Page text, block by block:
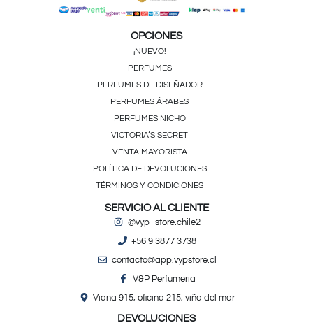
OPCIONES
¡NUEVO!
PERFUMES
PERFUMES DE DISEÑADOR
PERFUMES ÁRABES
PERFUMES NICHO
VICTORIA’S SECRET
VENTA MAYORISTA
POLÍTICA DE DEVOLUCIONES
TÉRMINOS Y CONDICIONES
SERVICIO AL CLIENTE
@vyp_store.chile2
+56 9 3877 3738
contacto@app.vypstore.cl
V&P Perfumeria
Viana 915, oficina 215, viña del mar
DEVOLUCIONES